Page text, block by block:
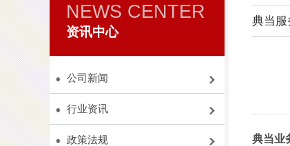
NEWS CENTER
资讯中心
公司新闻
行业资讯
政策法规
典当服
典当业